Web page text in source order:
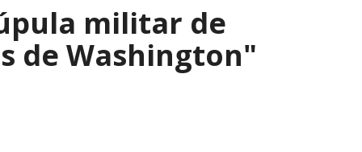
militar de
de Washington"